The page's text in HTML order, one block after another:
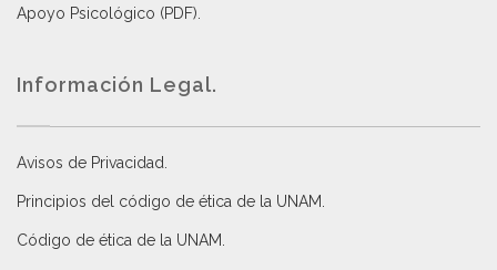
Apoyo Psicológico (PDF)
Información Legal.
Avisos de Privacidad
Principios del código de ética de la UNAM
Código de ética de la UNAM